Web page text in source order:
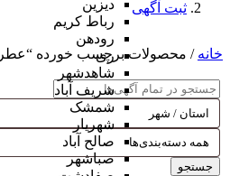
دیزین
رباط کریم
رودهن
ری
شاهدشهر
شریف آباد
شمشک
شهریار
صالح آباد
صباشهر
ثبت آگهی
خانه / محصولات برچسب خورده “عطر MJ Man Black”
جستجو